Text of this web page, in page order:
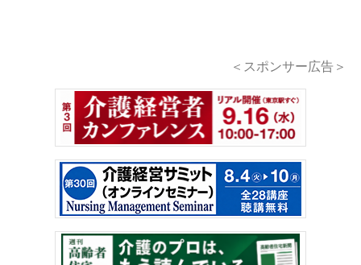
＜スポンサー広告＞